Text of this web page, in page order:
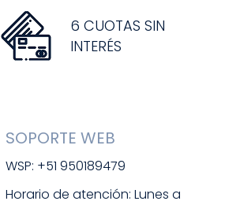
6 CUOTAS SIN
INTERÉS
SOPORTE WEB
WSP: +51 950189479
Horario de atención: Lunes a